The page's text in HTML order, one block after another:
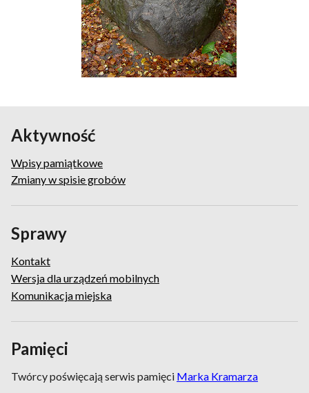
Aktywność
Wpisy pamiątkowe
Zmiany w spisie grobów
Sprawy
Kontakt
Wersja dla urządzeń mobilnych
Komunikacja miejska
Pamięci
Twórcy poświęcają serwis pamięci Marka Kramarza